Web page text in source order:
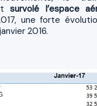
survolé l’espace
une forte
2016.